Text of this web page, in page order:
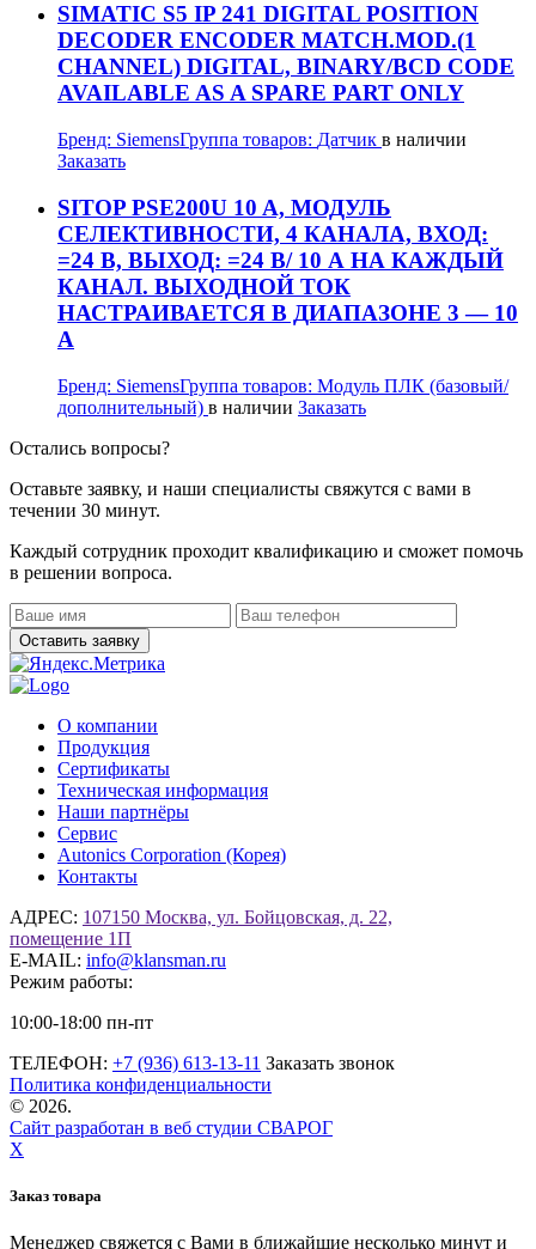
SIMATIC S5 IP 241 DIGITAL POSITION
DECODER ENCODER MATCH.MOD.(1
CHANNEL) DIGITAL, BINARY/BCD CODE
AVAILABLE AS A SPARE PART ONLY
Бренд: SiemensГруппа товаров: Датчик в наличии
Заказать
SITOP PSE200U 10 A, МОДУЛЬ
СЕЛЕКТИВНОСТИ, 4 КАНАЛА, ВХОД:
=24 В, ВЫХОД: =24 В/ 10 А НА КАЖДЫЙ
КАНАЛ. ВЫХОДНОЙ ТОК
НАСТРАИВАЕТСЯ В ДИАПАЗОНЕ 3 — 10
А
Бренд: SiemensГруппа товаров: Модуль ПЛК (базовый/
дополнительный) в наличии Заказать
Остались вопросы?
Оставьте заявку, и наши специалисты свяжутся с вами в
течении 30 минут.
Каждый сотрудник проходит квалификацию и сможет помочь
в решении вопроса.
О компании
Продукция
Сертификаты
Техническая информация
Наши партнёры
Сервис
Autonics Corporation (Корея)
Контакты
АДРЕС: 107150 Москва, ул. Бойцовская, д. 22,
помещение 1П
E-MAIL: info@klansman.ru
Режим работы:
10:00-18:00 пн-пт
ТЕЛЕФОН: +7 (936) 613-13-11 Заказать звонок
Политика конфиденциальности
© 2026.
Сайт разработан в веб студии СВАРОГ
X
Заказ товара
Менеджер свяжется с Вами в ближайшие несколько минут и